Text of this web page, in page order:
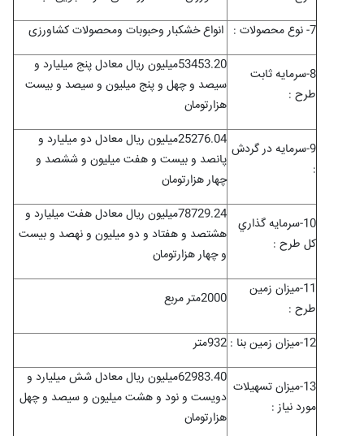
7- نوع محصولات :
انواع خشکبار وحبوبات ومحصولات کشاورزی
8-سرمايه ثابت
طرح :
53453.20میلیون ریال معادل پنج میلیارد و
سیصد و چهل و پنج میلیون و سیصد و بیست
هزارتومان
9-سرمايه در گردش
:
25276.04میلیون ریال معادل دو میلیارد و
پانصد و بیست و هفت میلیون و ششصد و
چهار هزارتومان
10-سرمايه گذاري
کل طرح :
78729.24میلیون ریال معادل هفت میلیارد و
هشتصد و هفتاد و دو میلیون و نهصد و بیست
و چهار هزارتومان
11-ميزان زمين
طرح :
2000متر مربع
12-ميزان زمين بنا : 932متر
13-ميزان تسهيلات
مورد نياز :
62983.40میلیون ریال معادل شش میلیارد و
دویست و نود و هشت میلیون و سیصد و چهل
هزارتومان